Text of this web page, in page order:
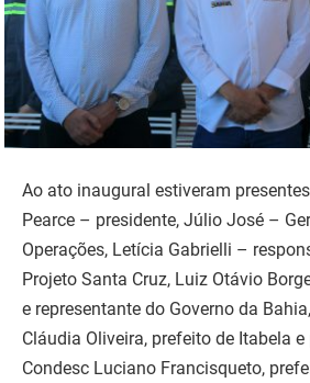
Ao ato inaugural estiveram
Pearce – presidente, Júlio José –
Operações, Letícia Gabrielli –
Projeto Santa Cruz, Luiz Otávio
e representante do Governo da
Cláudia Oliveira, prefeito de Itabela
Condesc Luciano Francisqueto,